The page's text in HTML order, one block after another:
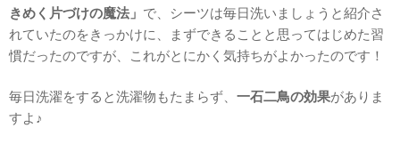
きめく片づけの魔法」 で、シーツは毎日洗いましょうと紹介さ
れていたのをきっかけに、まずできることと思ってはじめた習
慣だったのですが、これがとにかく気持ちがよかったのです！
毎日洗濯をすると洗濯物もたまらず、 一石二鳥の効果がありま
すよ♪